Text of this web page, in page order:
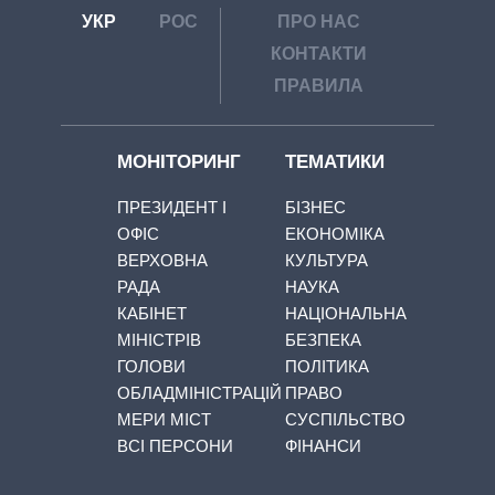
УКР РОС
ПРО НАС
КОНТАКТИ
ПРАВИЛА
МОНІТОРИНГ
ПРЕЗИДЕНТ І
ОФІС
ВЕРХОВНА
РАДА
КАБІНЕТ
МІНІСТРІВ
ГОЛОВИ
ОБЛАДМІНІСТРАЦІЙ
МЕРИ МІСТ
ВСІ ПЕРСОНИ
ТЕМАТИКИ
БІЗНЕС
ЕКОНОМІКА
КУЛЬТУРА
НАУКА
НАЦІОНАЛЬНА
БЕЗПЕКА
ПОЛІТИКА
ПРАВО
СУСПІЛЬСТВО
ФІНАНСИ